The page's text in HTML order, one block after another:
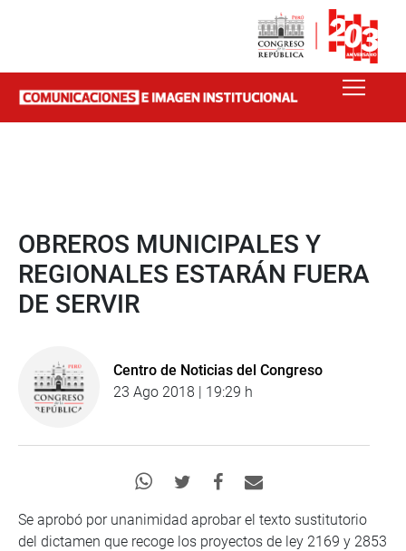
OBREROS MUNICIPALES Y
REGIONALES ESTARÁN FUERA
DE SERVIR
Centro de Noticias del Congreso
23 Ago 2018 | 19:29 h
Se aprobó por unanimidad aprobar el texto sustitutorio
del dictamen que recoge los proyectos de ley 2169 y 2853